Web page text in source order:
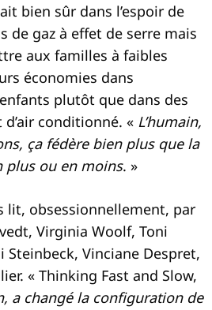
bien sûr dans l’espoir de
de gaz à effet de serre mais
aux familles à faibles
économies dans
plutôt que dans des
conditionné. « L’humain,
ça fédère bien plus que la
plus ou en moins. »
lit, obsessionnellement, par
Virginia Woolf, Toni
Steinbeck, Vinciane Despret,
« Thinking Fast and Slow,
a changé la configuration de